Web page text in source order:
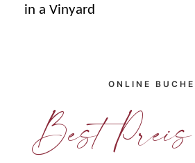
in a Vinyard
ONLINE
Best Preis